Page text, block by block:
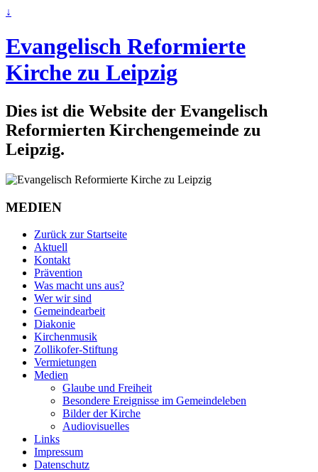
↓
Evangelisch Reformierte
Kirche zu Leipzig
Dies ist die Website der Evangelisch
Reformierten Kirchengemeinde zu
Leipzig.
MEDIEN
Zurück zur Startseite
Aktuell
Kontakt
Prävention
Was macht uns aus?
Wer wir sind
Gemeindearbeit
Diakonie
Kirchenmusik
Zollikofer-Stiftung
Vermietungen
Medien
Glaube und Freiheit
Besondere Ereignisse im Gemeindeleben
Bilder der Kirche
Audiovisuelles
Links
Impressum
Datenschutz